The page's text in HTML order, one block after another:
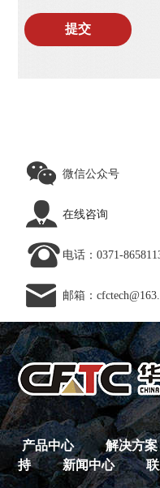
提交
微信公众号
在线咨询
电话：0371-
邮箱：
产品中心 解决方案
持
新闻中心